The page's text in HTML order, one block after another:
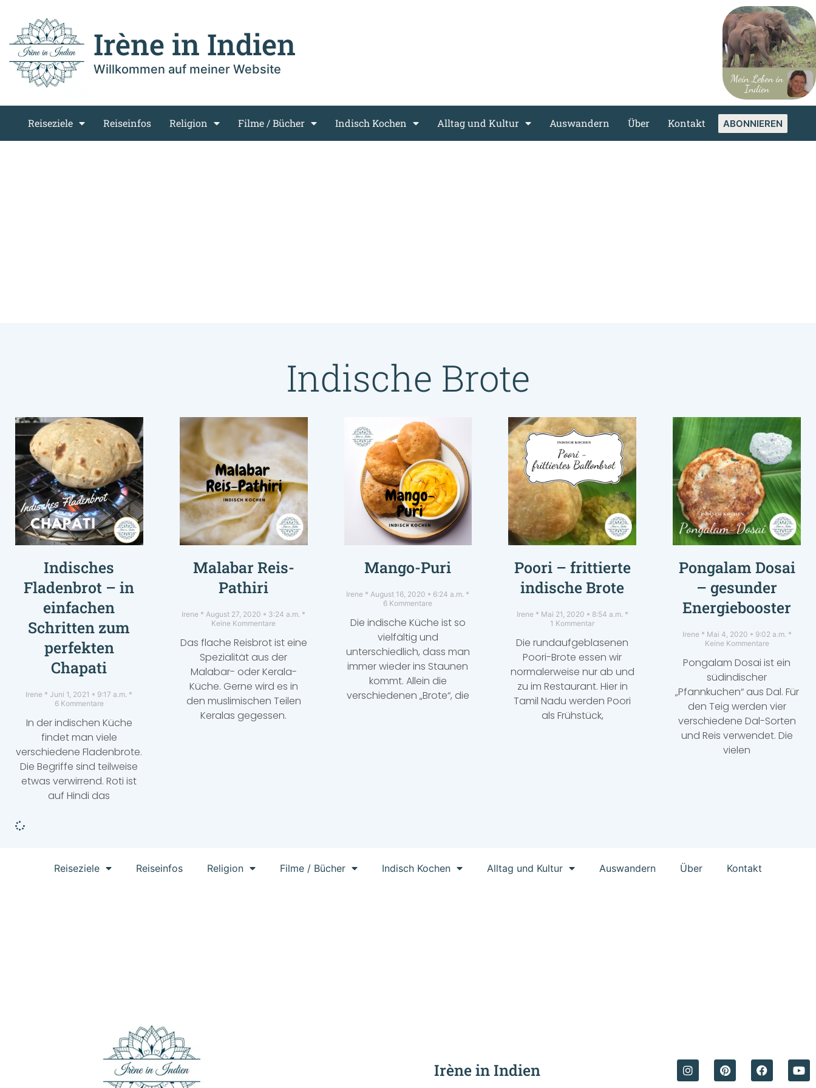
Irène in Indien
Willkommen auf meiner Website
Reiseziele Reiseinfos Religion Filme / Bücher Indisch Kochen Alltag und Kultur Auswandern Über Kontakt ABONNIEREN
Indische Brote
Indisches
Fladenbrot – in
einfachen
Schritten zum
perfekten
Chapati
Irene Juni 1, 2021
9:17 a.m.
6 Kommentare
In der indischen Küche
findet man viele
verschiedene Fladenbrote.
Die Begriffe sind teilweise
etwas verwirrend. Roti ist
auf Hindi das
Malabar Reis-
Pathiri
Irene August 27, 2020
3:24 a.m.
Keine Kommentare
Das flache Reisbrot ist eine
Spezialität aus der
Malabar- oder Kerala-
Küche. Gerne wird es in
den muslimischen Teilen
Keralas gegessen.
Mango-Puri
Irene August 16, 2020
6:24 a.m.
6 Kommentare
Die indische Küche ist so
vielfältig und
unterschiedlich, dass man
immer wieder ins Staunen
kommt. Allein die
verschiedenen „Brote“, die
Poori – frittierte
indische Brote
Irene Mai 21, 2020
8:54 a.m.
1 Kommentar
Die rundaufgeblasenen
Poori-Brote essen wir
normalerweise nur ab und
zu im Restaurant. Hier in
Tamil Nadu werden Poori
als Frühstück,
Pongalam Dosai
– gesunder
Energiebooster
Irene Mai 4, 2020
9:02 a.m.
Keine Kommentare
Pongalam Dosai ist ein
südindischer
„Pfannkuchen“ aus Dal. Für
den Teig werden vier
verschiedene Dal-Sorten
und Reis verwendet. Die
vielen
Reiseziele Reiseinfos Religion Filme / Bücher Indisch Kochen Alltag und Kultur Auswandern Über Kontakt
Irène in Indien